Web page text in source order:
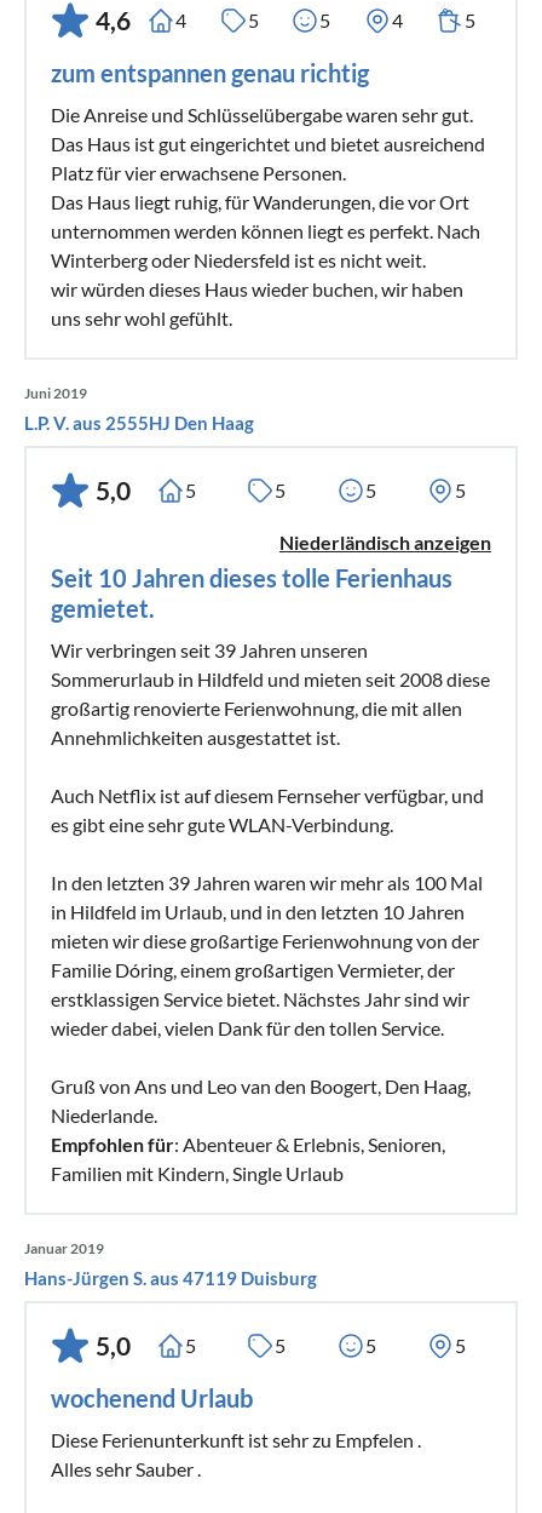
4,6 4 5 5 4 5
zum entspannen genau richtig
Die Anreise und Schlüsselübergabe waren sehr gut.
Das Haus ist gut eingerichtet und bietet ausreichend
Platz für vier erwachsene Personen.
Das Haus liegt ruhig, für Wanderungen, die vor Ort
unternommen werden können liegt es perfekt. Nach
Winterberg oder Niedersfeld ist es nicht weit.
wir würden dieses Haus wieder buchen, wir haben
uns sehr wohl gefühlt.
Juni 2019
L.P. V. aus 2555HJ Den Haag
5,0 5 5 5 5
Niederländisch anzeigen
Seit 10 Jahren dieses tolle Ferienhaus
gemietet.
Wir verbringen seit 39 Jahren unseren
Sommerurlaub in Hildfeld und mieten seit 2008 diese
großartig renovierte Ferienwohnung, die mit allen
Annehmlichkeiten ausgestattet ist.
Auch Netflix ist auf diesem Fernseher verfügbar, und
es gibt eine sehr gute WLAN-Verbindung.
In den letzten 39 Jahren waren wir mehr als 100 Mal
in Hildfeld im Urlaub, und in den letzten 10 Jahren
mieten wir diese großartige Ferienwohnung von der
Familie Dóring, einem großartigen Vermieter, der
erstklassigen Service bietet. Nächstes Jahr sind wir
wieder dabei, vielen Dank für den tollen Service.
Gruß von Ans und Leo van den Boogert, Den Haag,
Niederlande.
Empfohlen für: Abenteuer & Erlebnis, Senioren,
Familien mit Kindern, Single Urlaub
Januar 2019
Hans-Jürgen S. aus 47119 Duisburg
5,0 5 5 5 5
wochenend Urlaub
Diese Ferienunterkunft ist sehr zu Empfelen .
Alles sehr Sauber .